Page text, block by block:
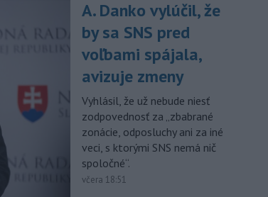
júla 2026 herečka a dlhoročná
členka Slovenského komorného
divadla (SKD) v Martine Helena
Sudická.
10:15 - Národná diaľničná
spoločnosť (NDS) ukončila výmenu
mostného záveru na ľavej strane
mosta Lanfranconi, ktorý je súčasťou
bratislavskej diaľnice D2.
Viac >
A. Danko vylúčil, že
by sa SNS pred
voľbami spájala,
avizuje zmeny
Vyhlásil, že už nebude niesť
zodpovednosť za „zbabrané
zonácie, odposluchy ani za iné
veci, s ktorými SNS nemá nič
spoločné“.
včera 18:51